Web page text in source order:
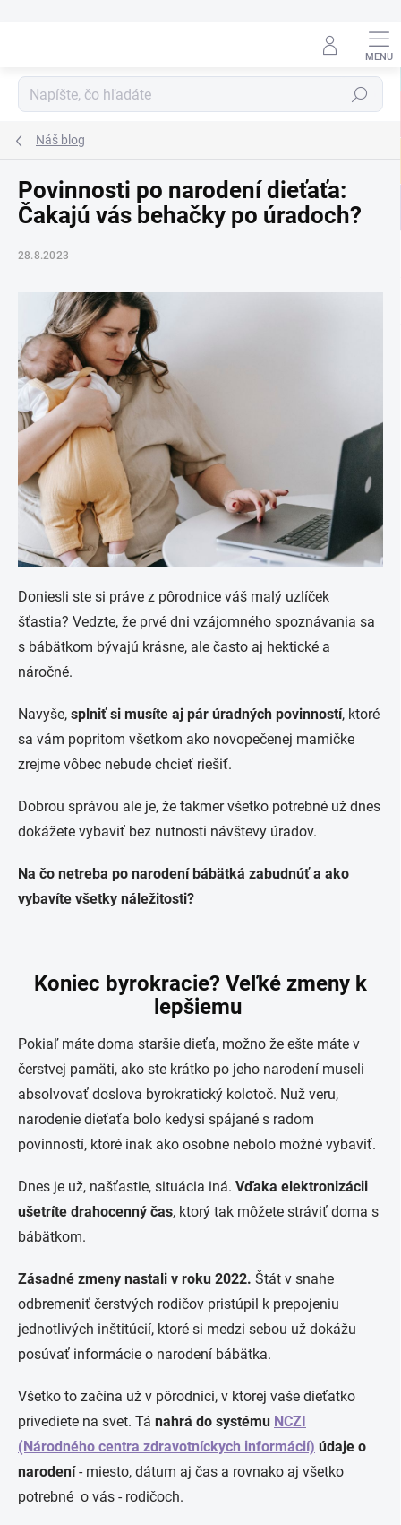
Hľadať
Náš blog
Povinnosti po narodení dieťaťa:
Čakajú vás behačky po úradoch?
28.8.2023
Doniesli ste si práve z pôrodnice váš malý uzlíček
šťastia? Vedzte, že prvé dni vzájomného spoznávania sa
s bábätkom bývajú krásne, ale často aj hektické a
náročné.
Navyše, splniť si musíte aj pár úradných povinností, ktoré
sa vám popritom všetkom ako novopečenej mamičke
zrejme vôbec nebude chcieť riešiť.
Dobrou správou ale je, že takmer všetko potrebné už dnes
dokážete vybaviť bez nutnosti návštevy úradov.
Na čo netreba po narodení bábätká zabudnúť a ako
vybavíte všetky náležitosti?
Koniec byrokracie? Veľké zmeny k
lepšiemu
Pokiaľ máte doma staršie dieťa, možno že ešte máte v
čerstvej pamäti, ako ste krátko po jeho narodení museli
absolvovať doslova byrokratický kolotoč. Nuž veru,
narodenie dieťaťa bolo kedysi spájané s radom
povinností, ktoré inak ako osobne nebolo možné vybaviť.
Dnes je už, našťastie, situácia iná. Vďaka elektronizácii
ušetríte drahocenný čas, ktorý tak môžete stráviť doma s
bábätkom.
Zásadné zmeny nastali v roku 2022. Štát v snahe
odbremeniť čerstvých rodičov pristúpil k prepojeniu
jednotlivých inštitúcií, ktoré si medzi sebou už dokážu
posúvať informácie o narodení bábätka.
Všetko to začína už v pôrodnici, v ktorej vaše dieťatko
privediete na svet. Tá nahrá do systému NCZI
(Národného centra zdravotníckych informácií) údaje o
narodení- miesto, dátum aj čas a rovnako aj všetko
potrebné o vás - rodičoch.